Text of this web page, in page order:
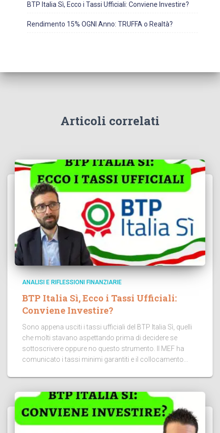
BTP Italia Sì, Ecco i Tassi Ufficiali: Conviene Investire?
Rendimento 15% OGNI Anno: TRUFFA o Realtà?
Articoli correlati
ANALISI E RIFLESSIONI FINANZIARIE
BTP Italia Sì, Ecco i Tassi Ufficiali:
Conviene Investire?
Sono appena usciti i tassi ufficiali del BTP Italia Sì, quelli
che molti stavano aspettando prima di decidere se
sottoscrivere oppure no questo strumento. Il MEF ha
comunicato i tassi minimi garantiti e il collocamento...